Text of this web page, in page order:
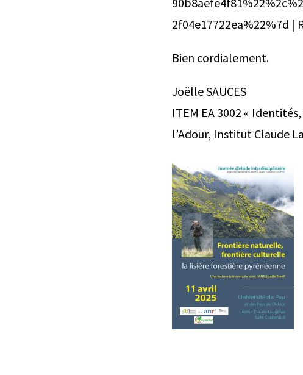
2f04e17722ea%22%7d |
Bien cordialement.
Joëlle SAUCES
ITEM EA 3002 «
l’Adour, Institut Claude